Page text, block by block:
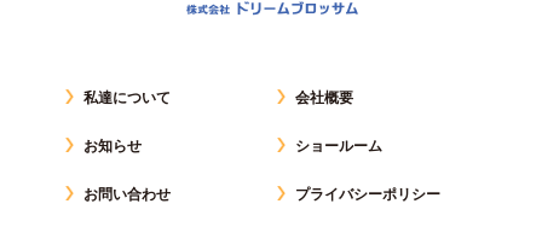
私達について
お知らせ
お問い合わせ
会社概要
ショールーム
プライバシーポリシー